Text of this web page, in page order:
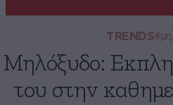
TRENDS
Μηλόξυδο:
του στην